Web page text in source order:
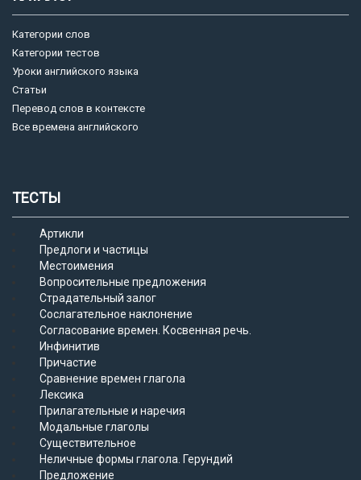
Категории слов
Категории тестов
Уроки английского языка
Статьи
Перевод слов в контексте
Все времена английского
ТЕСТЫ
Артикли
Предлоги и частицы
Местоимения
Вопросительные предложения
Страдательный залог
Сослагательное наклонение
Согласование времен. Косвенная речь.
Инфинитив
Причастие
Сравнение времен глагола
Лексика
Прилагательные и наречия
Модальные глаголы
Существительное
Неличные формы глагола. Герундий
Предложение